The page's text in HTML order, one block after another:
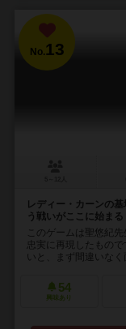
No.13
レディー・カーンの
う戦いがここに始まる
このゲームは聖悠紀
忠実に再現したもの
いと、まず間違いな
54
興味あり